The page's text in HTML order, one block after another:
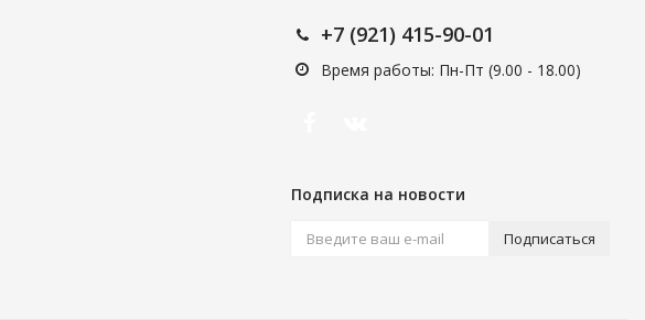
+7 (921) 415-90-01
Время работы: Пн-Пт (9.00 - 18.00)
Подписка на новости
Подписаться